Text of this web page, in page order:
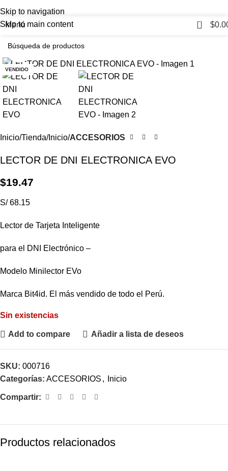
Skip to navigation
Skip to main content
Menú 0 $
VENDIDO
Haga Click para agrandar
Inicio Tienda Inicio ACCESORIOS
LECTOR DE DNI ELECTRONICA EVO
$19.47
S/ 68.15
Lector de Tarjeta Inteligente
para el DNI Electrónico –
Modelo Minilector EVo
Marca Bit4id. El más vendido de todo el Perú.
Sin existencias
Add to compare Añadir a lista de deseos
SKU: 000716
Categorías: ACCESORIOS , Inicio
Compartir:
Productos relacionados